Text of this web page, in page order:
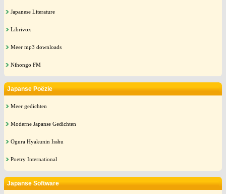
Japanese Literature
Librivox
Meer mp3 downloads
Nihongo FM
Japanse Poëzie
Meer gedichten
Moderne Japanse Gedichten
Ogura Hyakunin Isshu
Poetry International
Japanse Software